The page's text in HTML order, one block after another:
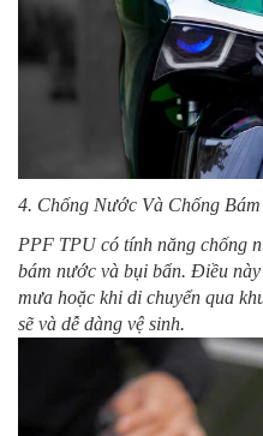
4. Chống Nước Và Chống
PPF TPU có tính năng chống
bám nước và bụi bẩn. Điều
mưa hoặc khi di chuyển qua
sẽ và dễ dàng vệ sinh.